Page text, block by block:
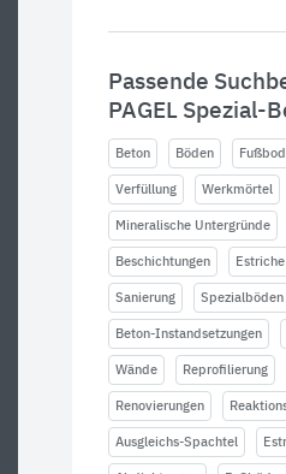
Passende
PAGEL Spezial-
Beton Böden
Verfüllung Werkmörtel
Mineralische Untergründe
Beschichtungen Estriche
Sanierung Spezialböden
Beton-Instandsetzungen
Wände Reprofilierung
Renovierungen
Ausgleichs-Spachtel